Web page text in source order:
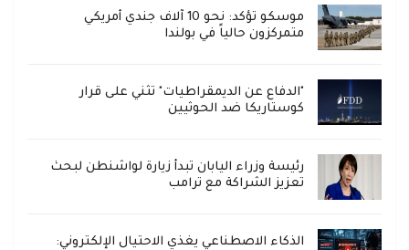
موسكو تؤكد: نحو 10 آلاف جندي أمريكي
متمركزون حالياً في بولندا
"الدفاع عن الديمقراطيات" تثني على قرار
كوستاريكا ضد الحوثيين
رئيسة وزراء اليابان تبدأ زيارة لواشنطن لبحث
تعزيز الشراكة مع ترامب
الذكاء الاصطناعي يغذي الاحتيال الإلكتروني: